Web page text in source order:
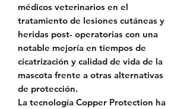
médicos veterinarios en el
tratamiento de lesiones cutáneas y
heridas post- operatorias con una
notable mejoría en tiempos de
cicatrización y calidad de vida de la
mascota frente a otras alternativas
de protección.
La tecnología Copper Protection ha